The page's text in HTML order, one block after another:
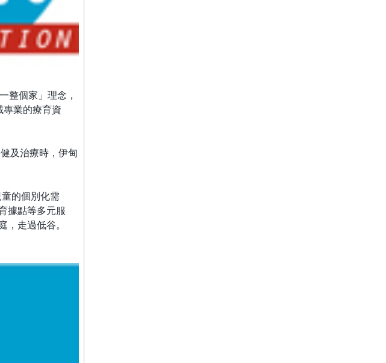
整個家」理念，
業的療育資
及治療時，伊甸
的個別化需
據點等多元服
走過低谷。